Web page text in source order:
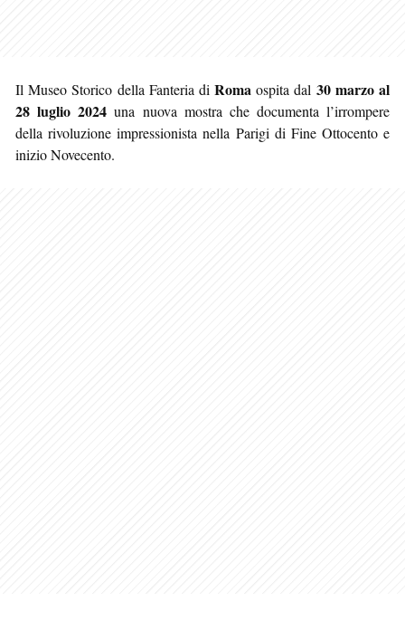
Il Museo Storico della Fanteria diRoma ospita dal 30 marzo al
28 luglio 2024 una nuova mostra che documenta l’irrompere
della rivoluzione impressionista nella Parigi di Fine Ottocento e
inizio Novecento.